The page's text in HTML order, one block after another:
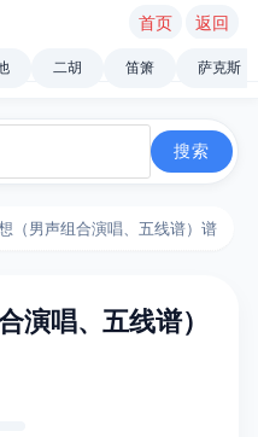
首页 返回
二胡 笛箫 萨克斯
（男声组合演唱、五线谱）谱
演唱、五线谱）